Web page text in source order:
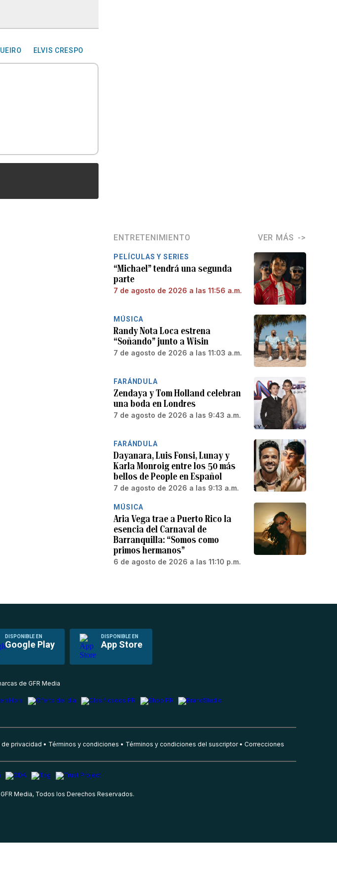
ELVIS CRESPO
ENTRETENIMIENTO VER MÁS
PELÍCULAS Y SERIES
“Michael” tendrá una segunda
parte
7 de agosto de 2026 a las 11:56 a.m.
MÚSICA
Randy Nota Loca estrena
“Soñando” junto a Wisin
7 de agosto de 2026 a las 11:03 a.m.
FARÁNDULA
Zendaya y Tom Holland celebran
una boda en Londres
7 de agosto de 2026 a las 9:43 a.m.
FARÁNDULA
Dayanara, Luis Fonsi, Lunay y
Karla Monroig entre los 50 más
bellos de People en Español
7 de agosto de 2026 a las 9:13 a.m.
MÚSICA
Aria Vega trae a Puerto Rico la
esencia del Carnaval de
Barranquilla: “Somos como
primos hermanos”
6 de agosto de 2026 a las 11:10 p.m.
DISPONIBLE EN
Google Play
DISPONIBLE EN
App Store
de GFR Media
de privacidad Términos y condiciones Términos y condiciones del suscriptor Correcciones
GFR Media, Todos los Derechos Reservados.